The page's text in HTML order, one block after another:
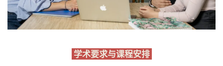
学术要求与课程安排